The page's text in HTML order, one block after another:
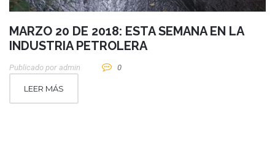
MARZO 20 DE 2018: ESTA SEMANA EN LA
INDUSTRIA PETROLERA
Publicado por Admin 0
LEER MÁS